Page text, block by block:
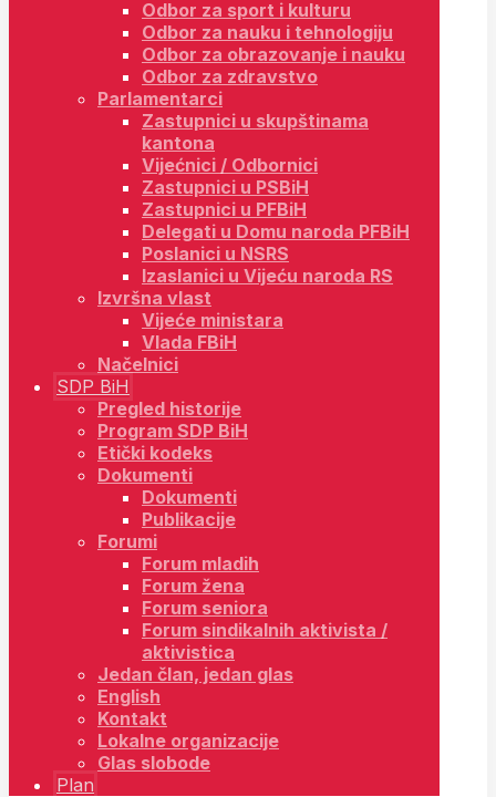
Odbor za sport i kulturu
Odbor za nauku i tehnologiju
Odbor za obrazovanje i nauku
Odbor za zdravstvo
Parlamentarci
Zastupnici u skupštinama
kantona
Vijećnici / Odbornici
Zastupnici u PSBiH
Zastupnici u PFBiH
Delegati u Domu naroda PFBiH
Poslanici u NSRS
Izaslanici u Vijeću naroda RS
Izvršna vlast
Vijeće ministara
Vlada FBiH
Načelnici
SDP BiH
Pregled historije
Program SDP BiH
Etički kodeks
Dokumenti
Dokumenti
Publikacije
Forumi
Forum mladih
Forum žena
Forum seniora
Forum sindikalnih aktivista /
aktivistica
Jedan član, jedan glas
English
Kontakt
Lokalne organizacije
Glas slobode
Plan